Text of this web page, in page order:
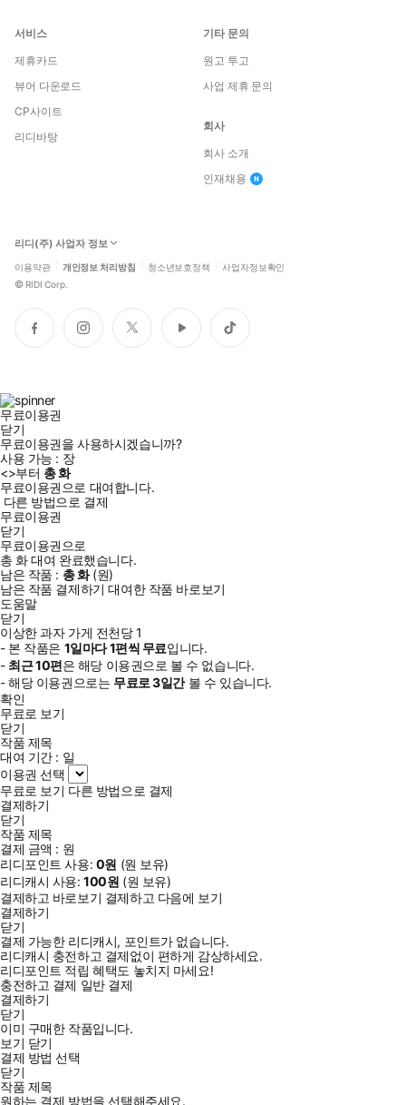
서비스
제휴카드
뷰어 다운로드
CP사이트
리디바탕
기타 문의
원고 투고
사업 제휴 문의
회사
회사 소개
인재채용
리디(주) 사업자 정보
이용약관 개인정보 처리방침 청소년보호정책 사업자정보확인
© RIDI Corp.
페
이
인
스
트
위
유
튜
틱
톡
무료이용권
닫기
무료이용권을 사용하시겠습니까?
사용 가능 : 장
<>부터 총화
무료이용권으로 대여합니다.
다른 방법으로 결제
무료이용권
닫기
무료이용권으로
총화대여 완료했습니다.
남은 작품 : 총화(원)
남은 작품 결제하기 대여한 작품 바로보기
도움말
닫기
이상한 과자 가게 전천당 1
- 본 작품은 1일마다1편씩 무료입니다.
- 최근10편은 해당 이용권으로 볼 수 없습니다.
- 해당 이용권으로는 무료로3일간볼 수 있습니다.
확인
무료로 보기
닫기
작품 제목
대여 기간 : 일
이용권 선택
무료로 보기 다른 방법으로 결제
결제하기
닫기
작품 제목
결제 금액 : 원
리디포인트 사용: 0원 (원 보유)
리디캐시 사용:100원 (원 보유)
결제하고 바로보기 결제하고 다음에 보기
결제하기
닫기
결제 가능한 리디캐시, 포인트가 없습니다.
리디캐시 충전하고 결제없이 편하게 감상하세요.
리디포인트 적립 혜택도 놓치지 마세요!
충전하고 결제 일반 결제
결제하기
닫기
이미 구매한 작품입니다.
보기 닫기
결제 방법 선택
닫기
작품 제목
원하는 결제 방법을 선택해주세요.